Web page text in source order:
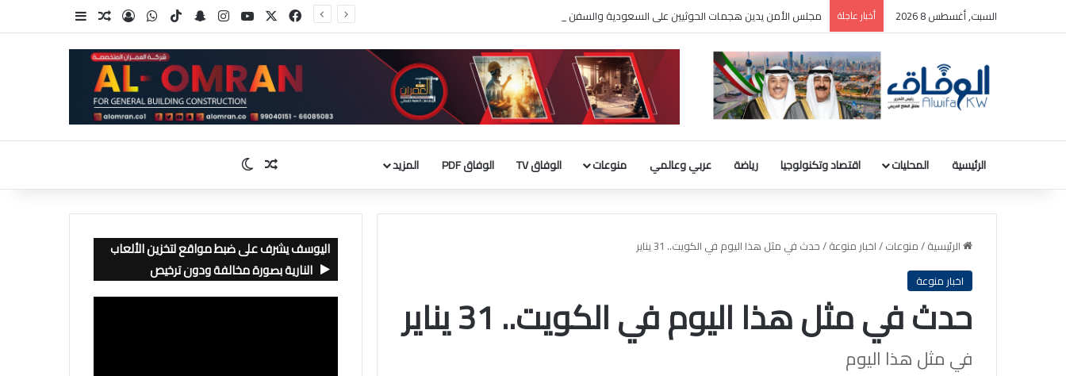
السبت, أغسطس 8 2026 أخبار عاجلة مجلس الأمن يدين هجمات الحوثيين على السعودية والسفن التجارية فيسبوك ‫YouTubeانستقرامسناب تشات
‫TikTokواتسابتسجيل الدخول
مقال عشوائي
إضافة عمود
الرئيسية المحليات اقتصاد وتكنولوجيا رياضة عربي وعالمي منوعات الوفاق TV الوفاق PDF المزيد مقال عشوائي
الوضع المظلم
الرئيسية/منوعات/اخبار منوعة/حدث في مثل هذا اليوم في الكويت.. 31 يناير
اخبار منوعة
حدث في مثل هذا اليوم في الكويت.. 31 يناير
في مثل هذا اليوم
اليوسف يشرف على ضبط مواقع لتخزين الألعاب
النارية بصورة مخالفة ودون ترخيص